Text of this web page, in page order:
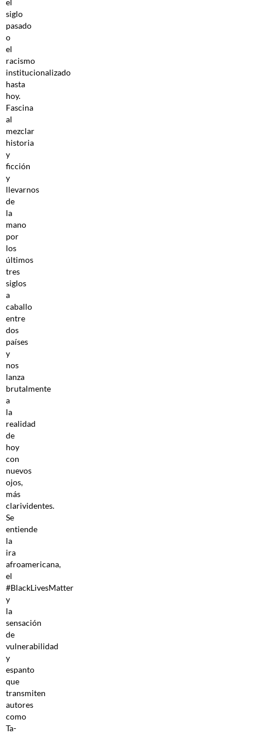
el
siglo
pasado
o
el
racismo
institucionalizado
hasta
hoy.
Fascina
al
mezclar
historia
y
ficción
y
llevarnos
de
la
mano
por
los
últimos
tres
siglos
a
caballo
entre
dos
países
y
nos
lanza
brutalmente
a
la
realidad
de
hoy
con
nuevos
ojos,
más
clarividentes.
Se
entiende
la
ira
afroamericana,
el
#BlackLivesMatter
y
la
sensación
de
vulnerabilidad
y
espanto
que
transmiten
autores
como
Ta-